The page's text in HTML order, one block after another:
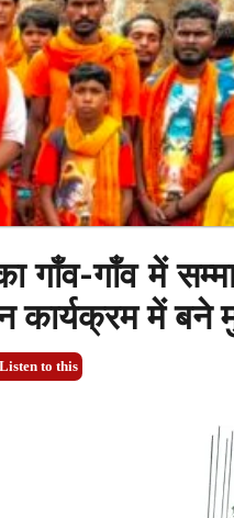
गाँव-गाँव में
कार्यक्रम में बने
Listen to this